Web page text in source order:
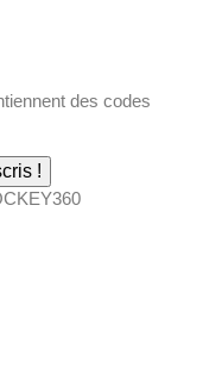
des codes
!